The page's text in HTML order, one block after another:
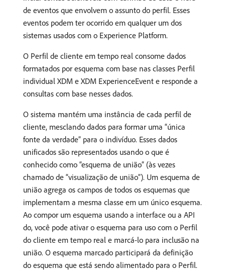
de eventos que envolvem o assunto do perfil. Esses
eventos podem ter ocorrido em qualquer um dos
sistemas usados com o Experience Platform.
O Perfil de cliente em tempo real consome dados
formatados por esquema com base nas classes Perfil
individual XDM e XDM ExperienceEvent e responde a
consultas com base nesses dados.
O sistema mantém uma instância de cada perfil de
cliente, mesclando dados para formar uma “única
fonte da verdade” para o indivíduo. Esses dados
unificados são representados usando o que é
conhecido como “esquema de união” (às vezes
chamado de “visualização de união”). Um esquema de
união agrega os campos de todos os esquemas que
implementam a mesma classe em um único esquema.
Ao compor um esquema usando a interface ou a API
do, você pode ativar o esquema para uso com o Perfil
do cliente em tempo real e marcá-lo para inclusão na
união. O esquema marcado participará da definição
do esquema que está sendo alimentado para o Perfil.